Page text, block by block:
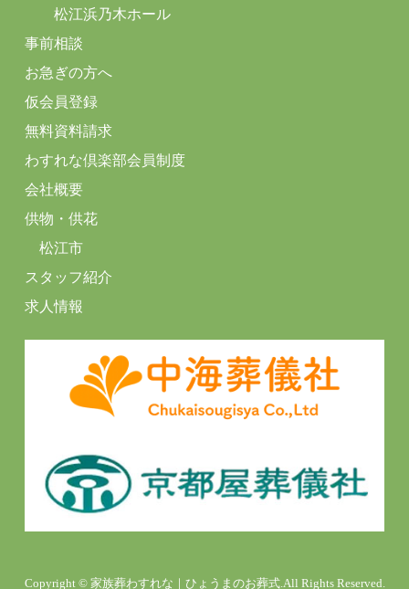
松江浜乃木ホール
事前相談
お急ぎの方へ
仮会員登録
無料資料請求
わすれな倶楽部会員制度
会社概要
供物・供花
松江市
スタッフ紹介
求人情報
Copyright © 家族葬わすれな｜ひょうまのお葬式.All Rights Reserved.